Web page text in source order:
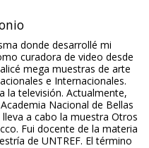
donde desarrollé mi
curadora de video desde
mega muestras de arte
e Internacionales.
la televisión. Actualmente,
Nacional de Bellas
a cabo la muestra Otros
Fui docente de la materia
de UNTREF. El término